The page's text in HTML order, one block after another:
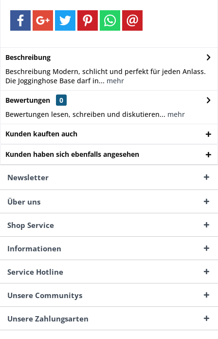
Beschreibung
Beschreibung Modern, schlicht und perfekt für jeden Anlass.
Die Jogginghose Base darf in... mehr
Bewertungen
0
Bewertungen lesen, schreiben und diskutieren... mehr
Kunden kauften auch
Kunden haben sich ebenfalls angesehen
Newsletter
Über uns
Shop Service
Informationen
Service Hotline
Unsere Communitys
Unsere Zahlungsarten